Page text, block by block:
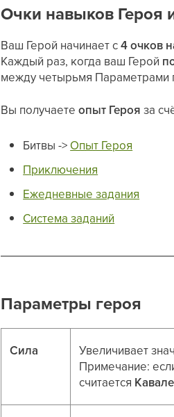
Очки навыков Героя
Ваш Герой начинает с4 очков
Каждый раз, когда ваш Герой
между четырьмя Параметрами
Вы получаетеопыт Героя за
Битвы -> Опыт Героя
Приключения
Ежедневные задания
Система заданий
Параметры героя
Сила
Увеличивает
Примечание:
считается